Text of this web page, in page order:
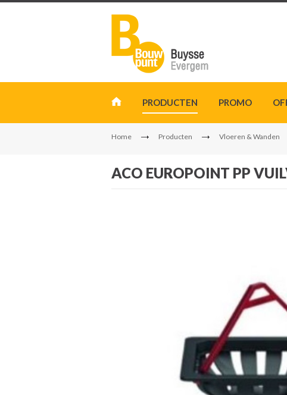
PRODUCTEN PROMO
Home Producten Vloeren & Wanden
ACO EUROPOINT PP